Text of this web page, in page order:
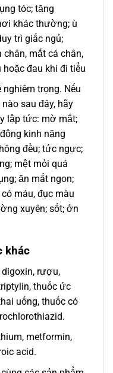
tóc; tăng
khác thường; ù
trì giấc ngủ;
chân, mắt cá chân,
hoặc đau khi đi tiểu
trọng. Nếu
sau đây, hãy
lập tức: mờ mắt;
kinh nặng
đều; tức ngực;
mệt mỏi quá
ăn mất ngon;
máu, đục màu
xuyên; sốt; ớn
khác
digoxin, rượu,
thuốc ức
uống, thuốc có
metformin,
acid.